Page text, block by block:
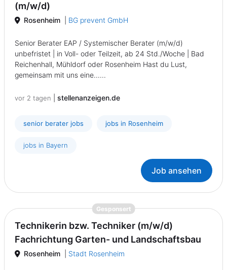
(m/w/d)
Rosenheim BG prevent GmbH
Senior Berater EAP / Systemischer Berater (m/w/d)
unbefristet | in Voll- oder Teilzeit, ab 24 Std./Woche | Bad
Reichenhall, Mühldorf oder Rosenheim Hast du Lust,
gemeinsam mit uns eine......
vor 2 tagen stellenanzeigen.de
senior berater jobs jobs in Rosenheim
jobs in Bayern
Job ansehen
Gesponsert{prompt.job}
Technikerin bzw. Techniker (m/w/d)
Fachrichtung Garten- und Landschaftsbau
Rosenheim Stadt Rosenheim